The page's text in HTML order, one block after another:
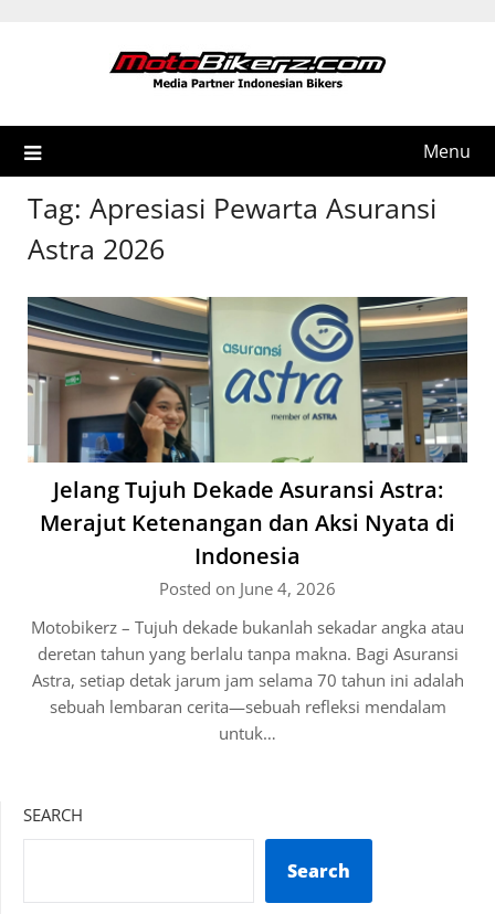
Menu
Tag: Apresiasi Pewarta Asuransi
Astra 2026
Jelang Tujuh Dekade Asuransi Astra:
Merajut Ketenangan dan Aksi Nyata di
Indonesia
Posted on June 4, 2026
Motobikerz – Tujuh dekade bukanlah sekadar angka atau
deretan tahun yang berlalu tanpa makna. Bagi Asuransi
Astra, setiap detak jarum jam selama 70 tahun ini adalah
sebuah lembaran cerita—sebuah refleksi mendalam
untuk…
SEARCH
Search